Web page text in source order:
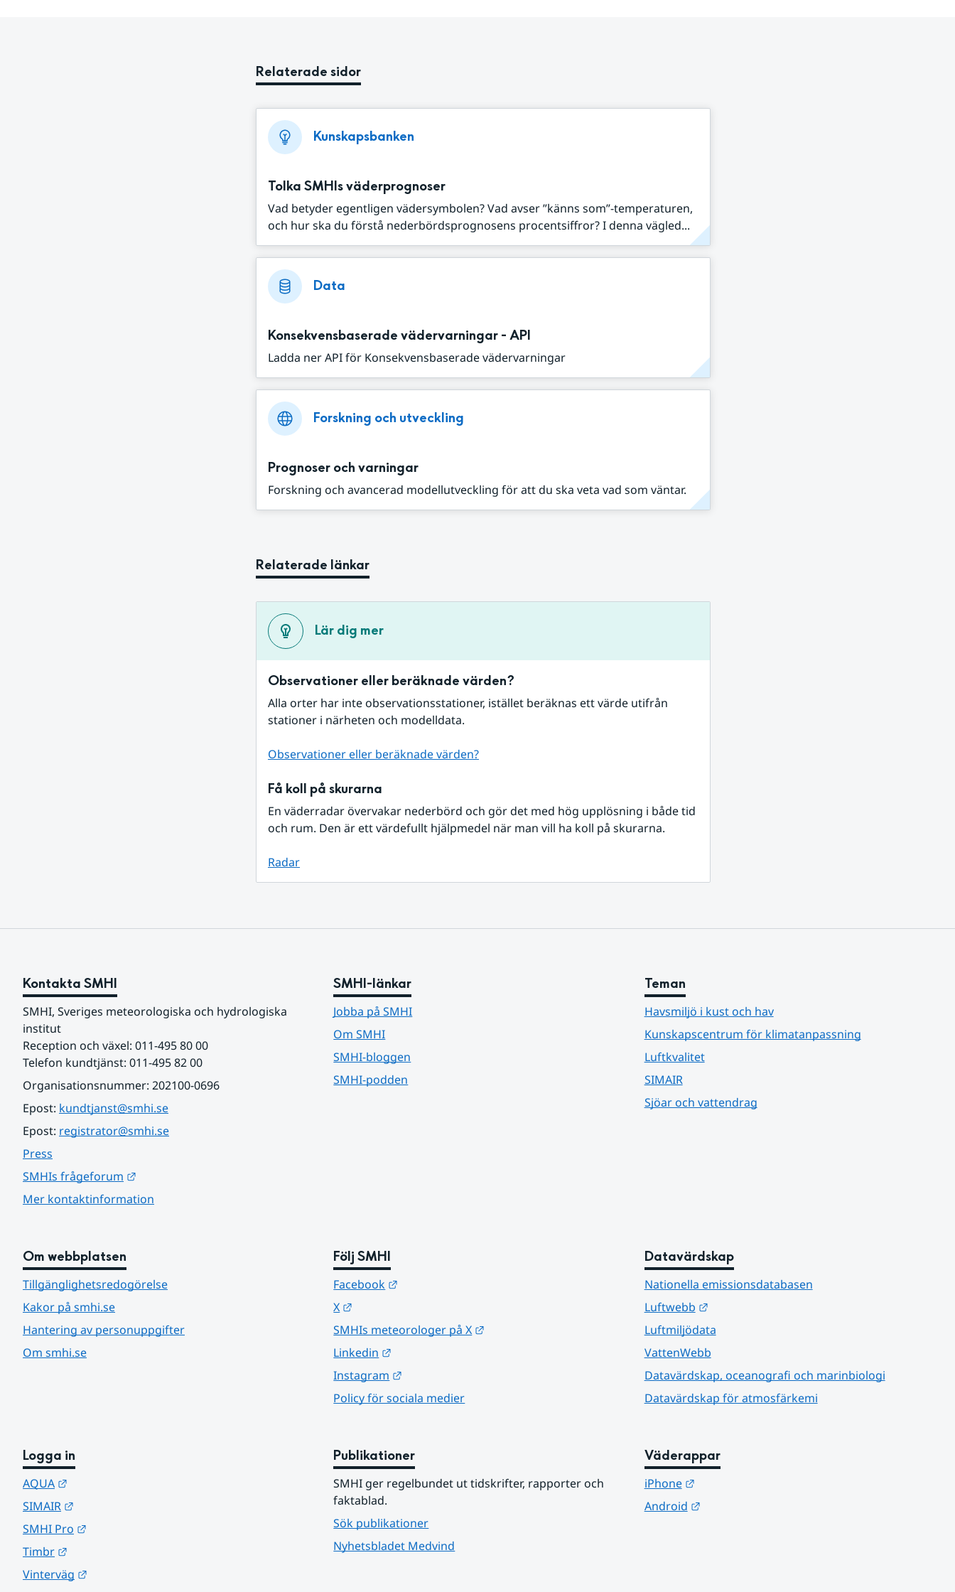
Relaterade sidor
Kunskapsbanken
Tolka SMHIs väderprognoser
Vad betyder egentligen vädersymbolen? Vad avser ”känns som”-temperaturen,
och hur ska du förstå nederbördsprognosens procentsiffror? I denna vägled...
Data
Konsekvensbaserade vädervarningar - API
Ladda ner API för Konsekvensbaserade vädervarningar
Forskning och utveckling
Prognoser och varningar
Forskning och avancerad modellutveckling för att du ska veta vad som väntar.
Relaterade länkar
Lär dig mer
Observationer eller beräknade värden?
Alla orter har inte observationsstationer, istället beräknas ett värde utifrån
stationer i närheten och modelldata.
Observationer eller beräknade värden?
Få koll på skurarna
En väderradar övervakar nederbörd och gör det med hög upplösning i både tid
och rum. Den är ett värdefullt hjälpmedel när man vill ha koll på skurarna.
Radar
Kontakta SMHI
SMHI, Sveriges meteorologiska och hydrologiska
institut
Reception och växel: 011-495 80 00
Telefon kundtjänst: 011-495 82 00
Organisationsnummer: 202100-0696
Epost: kundtjanst@smhi.se
Epost: registrator@smhi.se
Press
SMHIs frågeforum
Mer kontaktinformation
SMHI-länkar
Jobba på SMHI
Om SMHI
SMHI-bloggen
SMHI-podden
Teman
Havsmiljö i kust och hav
Kunskapscentrum för klimatanpassning
Luftkvalitet
SIMAIR
Sjöar och vattendrag
Om webbplatsen
Tillgänglighetsredogörelse
Kakor på smhi.se
Hantering av personuppgifter
Om smhi.se
Följ SMHI
Facebook
X
SMHIs meteorologer på X
Linkedin
Instagram
Policy för sociala medier
Datavärdskap
Nationella emissionsdatabasen
Luftwebb
Länk till annan webbplats.
Luftmiljödata
VattenWebb
Datavärdskap, oceanografi och marinbiologi
Datavärdskap för atmosfärkemi
Logga in
AQUA
SIMAIR
SMHI Pro
Timbr
Vinterväg
Publikationer
SMHI ger regelbundet ut tidskrifter, rapporter och
faktablad.
Sök publikationer
Nyhetsbladet Medvind
Väderappar
iPhone
Länk till annan webbplats.
Android
Länk till annan webbplats.